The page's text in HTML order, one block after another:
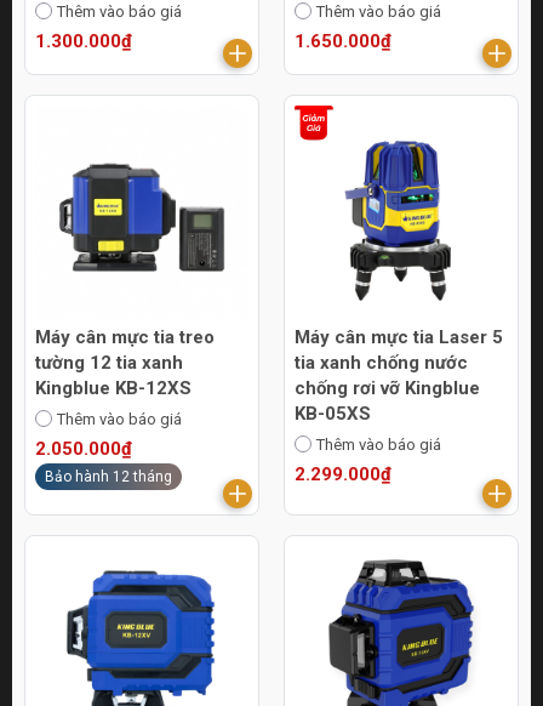
Thêm vào báo giá
1.300.000₫
Thêm vào báo giá
1.650.000₫
Máy cân mực tia treo
tường 12 tia xanh
Kingblue KB-12XS
Thêm vào báo giá
2.050.000₫
Bảo hành 12 tháng
Máy cân mực tia Laser 5
tia xanh chống nước
chống rơi vỡ Kingblue
KB-05XS
Thêm vào báo giá
2.299.000₫